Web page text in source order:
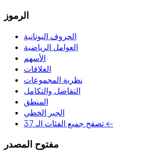
الرموز
الحروف اليونانية
العوامل الرياضية
الأسهم
العلاقات
نظرية المجموعات
التفاضل والتكامل
المنطق
الجبر الخطي
تصفح جميع الفئات الـ 37 ←
مفتوح المصدر